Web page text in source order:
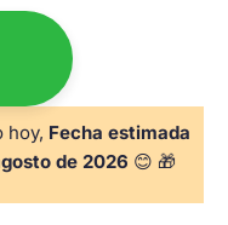
hoy, Fecha estimada
de 2026 😊 🎁